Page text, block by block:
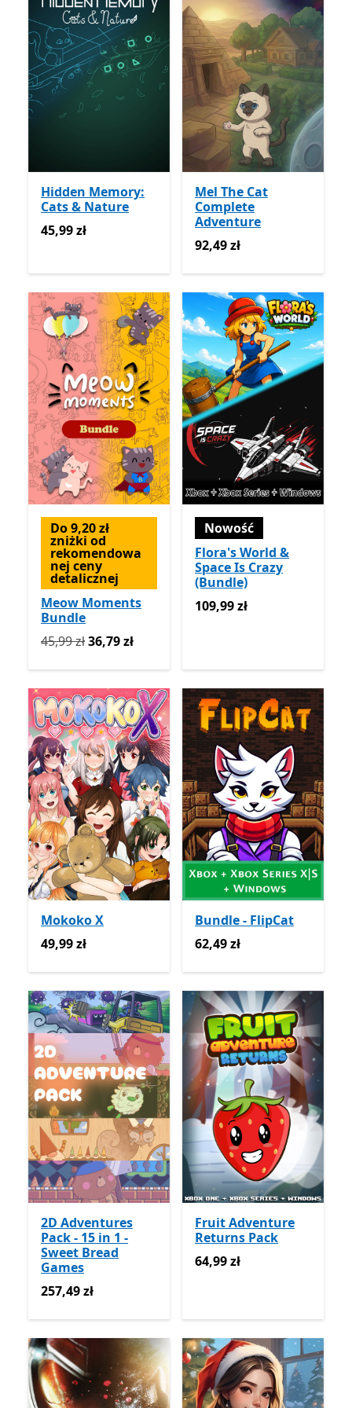
Hidden Memory:
Cats & Nature
45,99 zł
45,99 zł
Mel The Cat
Complete
Adventure
92,49 zł
92,49 zł
Do 9,20 zł
zniżki od
rekomendowa
nej ceny
detalicznej
Meow Moments
Bundle
Pierwotnie 45,99 zł teraz 36,79 zł
45,99 zł36,79 zł
Nowość
Flora's World &
Space Is Crazy
(Bundle)
109,99 zł
109,99 zł
Mokoko X
49,99 zł
49,99 zł
Bundle - FlipCat
62,49 zł
62,49 zł
2D Adventures
Pack - 15 in 1 -
Sweet Bread
Games
257,49 zł
257,49 zł
Fruit Adventure
Returns Pack
64,99 zł
64,99 zł